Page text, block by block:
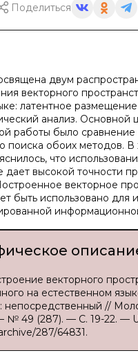
Поделиться
двум
векторного
латентное
анализ. Основной
работы было сравнение
поиска обоих методов. В
что
дает высокой точности
векторное
быть использовано для
векторного
на естественном
непосредственный //
№ 49 (287). — С. 19-22. —
287/64831.